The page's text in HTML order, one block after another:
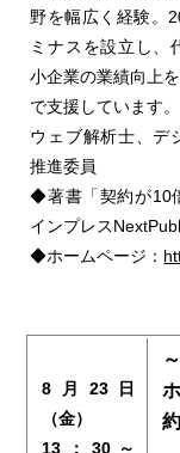
野を幅広く経験。
ミナスを設立し、
小企業の業績向上
で支援しています。
ウェブ解析士、デ
推進委員
◆著書「契約が10
インプレス
◆ホームページ：
8月23日
（金）
13：30～